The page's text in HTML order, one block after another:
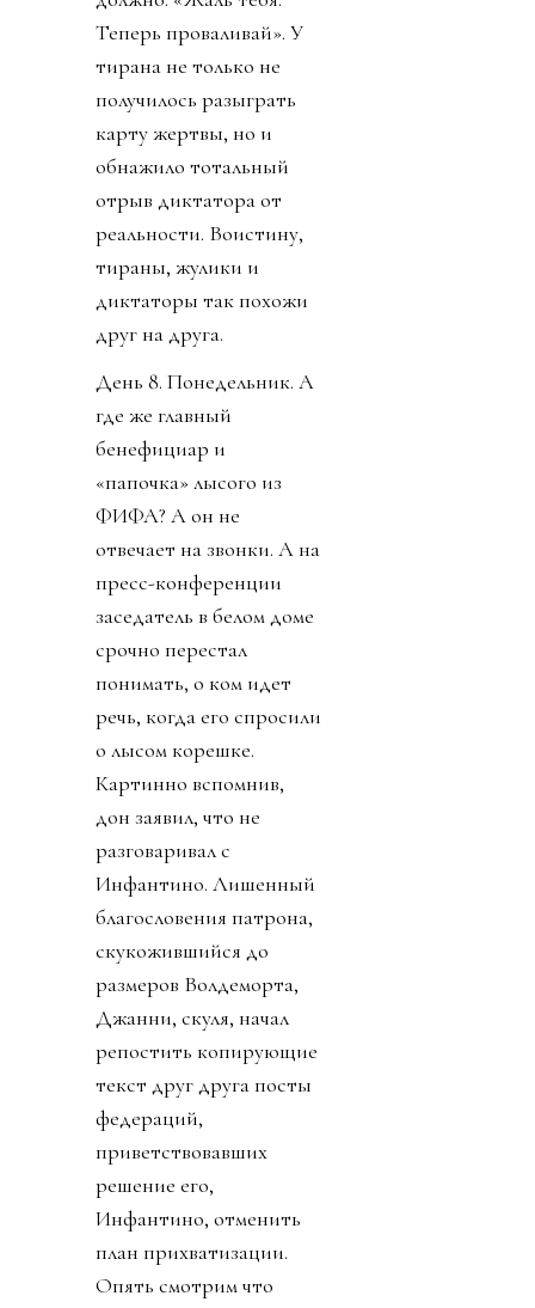
Теперь проваливай». У
тирана не только не
получилось разыграть
карту жертвы, но и
обнажило тотальный
отрыв диктатора от
реальности. Воистину,
тираны, жулики и
диктаторы так похожи
друг на друга.
День 8. Понедельник. А
где же главный
бенефициар и
«папочка» лысого из
ФИФА? А он не
отвечает на звонки. А на
пресс-конференции
заседатель в белом доме
срочно перестал
понимать, о ком идет
речь, когда его спросили
о лысом корешке.
Картинно вспомнив,
дон заявил, что не
разговаривал с
Инфантино. Лишенный
благословения патрона,
скукожившийся до
размеров Волдеморта,
Джанни, скуля, начал
репостить копирующие
текст друг друга посты
федераций,
приветствовавших
решение его,
Инфантино, отменить
план прихватизации.
Опять смотрим что